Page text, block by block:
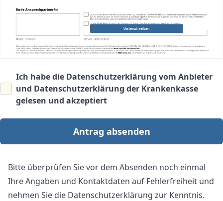
Unterschreiben
Ich habe die Datenschutzerklärung vom Anbieter
und Datenschutzerklärung der Krankenkasse
gelesen und akzeptiert
Antrag absenden
Bitte überprüfen Sie vor dem Absenden noch einmal
Ihre Angaben und Kontaktdaten auf Fehlerfreiheit und
nehmen Sie die Datenschutzerklärung zur Kenntnis.